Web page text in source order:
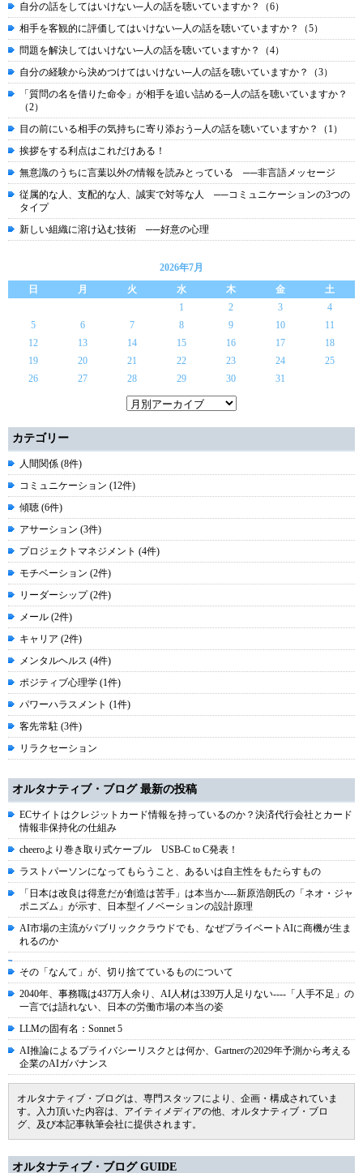
自分の話をしてはいけない─人の話を聴いていますか？（6）
相手を客観的に評価してはいけない─人の話を聴いていますか？（5）
問題を解決してはいけない─人の話を聴いていますか？（4）
自分の経験から決めつけてはいけない─人の話を聴いていますか？（3）
「質問の名を借りた命令」が相手を追い詰める─人の話を聴いていますか？
（2）
目の前にいる相手の気持ちに寄り添おう─人の話を聴いていますか？（1）
挨拶をする利点はこれだけある！
無意識のうちに言葉以外の情報を読みとっている ──非言語メッセージ
従属的な人、支配的な人、誠実で対等な人 ──コミュニケーションの3つの
タイプ
新しい組織に溶け込む技術 ──好意の心理
2026年7月
日
月 火 水 木 金
土
1
2 3
4
5
6 7 8 9 10
11
12
13 14 15 16 17
18
19
20 21 22 23 24
25
26
27 28 29 30 31
カテゴリー
人間関係 (8件)
コミュニケーション (12件)
傾聴 (6件)
アサーション (3件)
プロジェクトマネジメント (4件)
モチベーション (2件)
リーダーシップ (2件)
メール (2件)
キャリア (2件)
メンタルヘルス (4件)
ポジティブ心理学 (1件)
パワーハラスメント (1件)
客先常駐 (3件)
リラクセーション
オルタナティブ・ブログ 最新の投稿
ECサイトはクレジットカード情報を持っているのか？決済代行会社とカード
情報非保持化の仕組み
cheeroより巻き取り式ケーブル USB-C to C発表！
ラストパーソンになってもらうこと、あるいは自主性をもたらすもの
「日本は改良は得意だが創造は苦手」は本当か----新原浩朗氏の「ネオ・ジャ
ポニズム」が示す、日本型イノベーションの設計原理
AI市場の主流がパブリッククラウドでも、なぜプライベートAIに商機が生ま
れるのか
その「なんて」が、切り捨てているものについて
2040年、事務職は437万人余り、AI人材は339万人足りない----「人手不足」の
一言では語れない、日本の労働市場の本当の姿
LLMの固有名：Sonnet 5
AI推論によるプライバシーリスクとは何か、Gartnerの2029年予測から考える
企業のAIガバナンス
オルタナティブ・ブログは、専門スタッフにより、企画・構成されていま
す。入力頂いた内容は、アイティメディアの他、オルタナティブ・ブロ
グ、及び本記事執筆会社に提供されます。
オルタナティブ・ブログ GUIDE